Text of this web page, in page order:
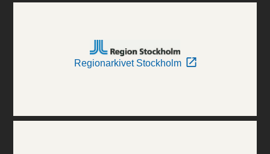
Regionarkivet Stockholm